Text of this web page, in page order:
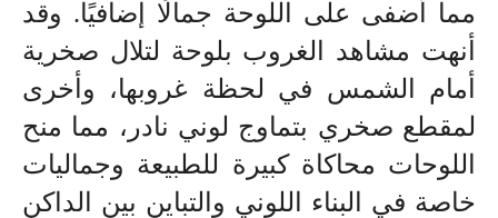
مما أضفى على اللوحة جمالًا إضافيًا. وقد
أنهت مشاهد الغروب بلوحة لتلال صخرية
أمام الشمس في لحظة غروبها، وأخرى
لمقطع صخري بتماوج لوني نادر، مما منح
اللوحات محاكاة كبيرة للطبيعة وجماليات
خاصة في البناء اللوني والتباين بين الداكن